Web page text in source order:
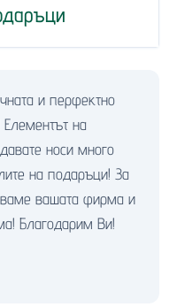
и перфектно
на
носи много
на подаръци! За
вашата фирма и
Благодарим Ви!